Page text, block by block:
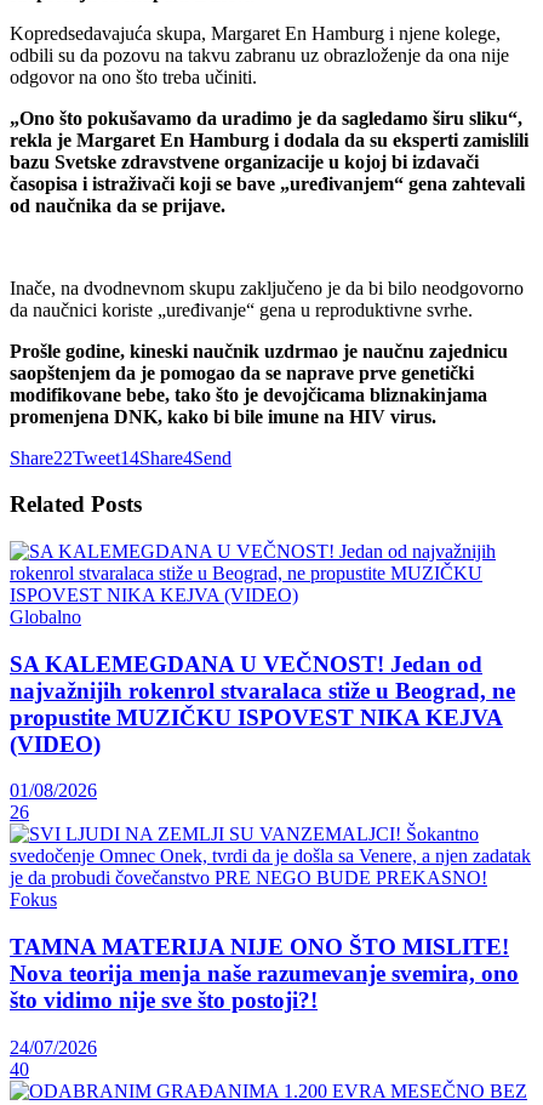
Kopredsedavajuća skupa, Margaret En Hamburg i njene kolege,
odbili su da pozovu na takvu zabranu uz obrazloženje da ona nije
odgovor na ono što treba učiniti.
„Ono što pokušavamo da uradimo je da sagledamo širu sliku“,
rekla je Margaret En Hamburg i dodala da su eksperti zamislili
bazu Svetske zdravstvene organizacije u kojoj bi izdavači
časopisa i istraživači koji se bave „uređivanjem“ gena zahtevali
od naučnika da se prijave.
Inače, na dvodnevnom skupu zaključeno je da bi bilo neodgovorno
da naučnici koriste „uređivanje“ gena u reproduktivne svrhe.
Prošle godine, kineski naučnik uzdrmao je naučnu zajednicu
saopštenjem da je pomogao da se naprave prve genetički
modifikovane bebe, tako što je devojčicama bliznakinjama
promenjena DNK, kako bi bile imune na HIV virus.
Share22Tweet14Share4Send
Related Posts
Globalno
SA KALEMEGDANA U VEČNOST! Jedan od
najvažnijih rokenrol stvaralaca stiže u Beograd, ne
propustite MUZIČKU ISPOVEST NIKA KEJVA
(VIDEO)
01/08/2026
26
Fokus
TAMNA MATERIJA NIJE ONO ŠTO MISLITE!
Nova teorija menja naše razumevanje svemira, ono
što vidimo nije sve što postoji?!
24/07/2026
40